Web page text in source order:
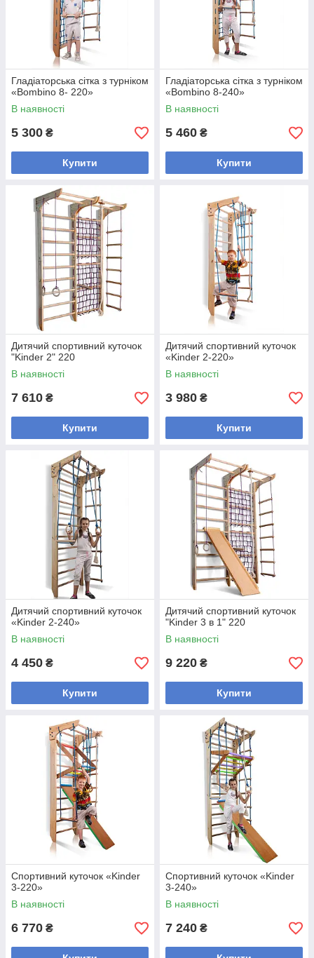
Гладіаторська сітка з турніком
«Bombino 8- 220»
В наявності
5 300 ₴
Купити
Гладіаторська сітка з турніком
«Bombino 8-240»
В наявності
5 460 ₴
Купити
Дитячий спортивний куточок
"Kinder 2" 220
В наявності
7 610 ₴
Купити
Дитячий спортивний куточок
«Kinder 2-220»
В наявності
3 980 ₴
Купити
Дитячий спортивний куточок
«Kinder 2-240»
В наявності
4 450 ₴
Купити
Дитячий спортивний куточок
"Kinder 3 в 1" 220
В наявності
9 220 ₴
Купити
Спортивний куточок «Kinder
3-220»
В наявності
6 770 ₴
Спортивний куточок «Kinder
3-240»
В наявності
7 240 ₴